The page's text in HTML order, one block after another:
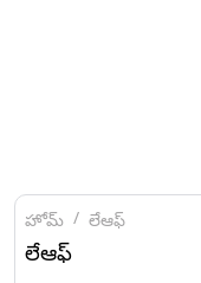
హోమ్ లేఆఫ్‌
లేఆఫ్‌